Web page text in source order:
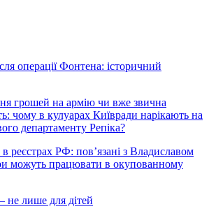
операції Фонтена: історичний
грошей на армію чи вже звична
чому в кулуарах Київради нарікають на
департаменту Репіка?
в реєстрах РФ: пов’язані з Владиславом
можуть працювати в окупованному
не лише для дітей